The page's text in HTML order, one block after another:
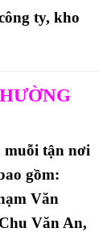
ty, kho
muỗi tận nơi
gồm:
Văn
Văn An,